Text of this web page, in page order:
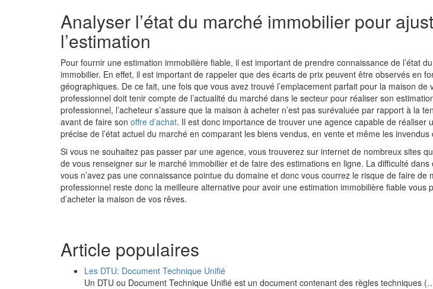
Analyser l’état du marché immobilier pour
l’estimation
Pour fournir une estimation immobilière fiable, il est important de prendre connaissance de l’état
immobilier. En effet, il est important de rappeler que des écarts de prix peuvent être observés en
géographiques. De ce fait, une fois que vous avez trouvé l’emplacement parfait pour la maison de
professionnel doit tenir compte de l’actualité du marché dans le secteur pour réaliser son
professionnel, l’acheteur s’assure que la maison à acheter n’est pas surévaluée par rapport à la
avant de faire son offre d’achat. Il est donc importance de trouver une agence capable de réaliser
précise de l’état actuel du marché en comparant les biens vendus, en vente et même les invendus
Si vous ne souhaitez pas passer par une agence, vous trouverez sur internet de nombreux sites
de vous renseigner sur le marché immobilier et de faire des estimations en ligne. La difficulté dans
vous n’avez pas une connaissance pointue du domaine et donc vous courrez le risque de faire de
professionnel reste donc la meilleure alternative pour avoir une estimation immobilière fiable vous
d’acheter la maison de vos rêves.
Article populaires
Les DTU: Document Technique Unifié
Un DTU ou Document Technique Unifié est un document contenant des règles techniques